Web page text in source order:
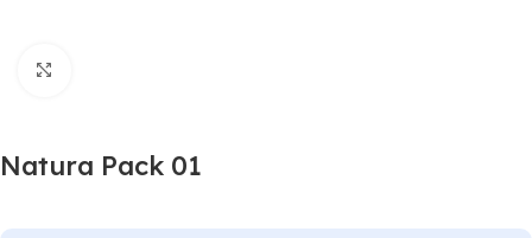
Natura Pack 01